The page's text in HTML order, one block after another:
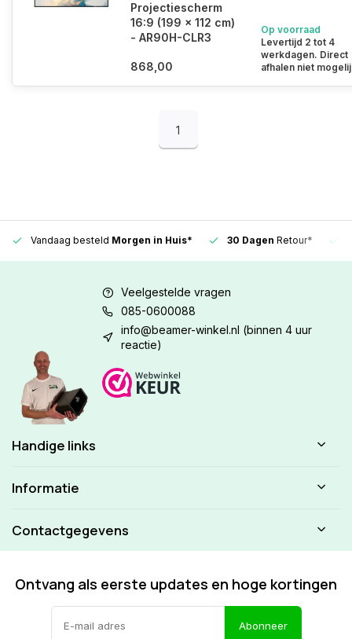
Projectiescherm
16:9 (199 x 112 cm)
- AR90H-CLR3
868,00
Op voorraad
Levertijd 2 tot 4
werkdagen. Direct
afhalen niet
1
Vandaag besteld Morgen in Huis* 30 Dagen Retour*
Veelgestelde vragen
085-0600088
info@beamer-winkel.nl (binnen 4 uur
reactie)
Handige links
Informatie
Contactgegevens
Ontvang als eerste updates en hoge kortingen
Abonneer